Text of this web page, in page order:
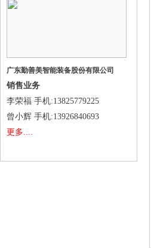
广东勤善美智能装备股份有限公司
销售业务
李荣福 手机:13825779225
曾小辉 手机:13926840693
更多....